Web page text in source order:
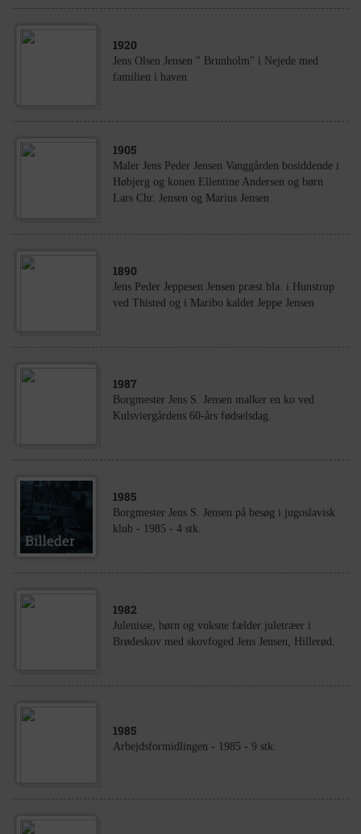
1920
Jens Olsen Jensen " Brunholm" i Nejede med
familien i haven
1905
Maler Jens Peder Jensen Vanggården bosiddende i
Høbjerg og konen Ellentine Andersen og børn
Lars Chr. Jensen og Marius Jensen
1890
Jens Peder Jeppesen Jensen præst bla. i Hunstrup
ved Thisted og i Maribo kaldet Jeppe Jensen
1987
Borgmester Jens S. Jensen malker en ko ved
Kulsviergårdens 60-års fødselsdag.
1985
Borgmester Jens S. Jensen på besøg i jugoslavisk
klub - 1985 - 4 stk.
1982
Julenisse, børn og voksne fælder juletræer i
Brødeskov med skovfoged Jens Jensen, Hillerød.
1985
Arbejdsformidlingen - 1985 - 9 stk.